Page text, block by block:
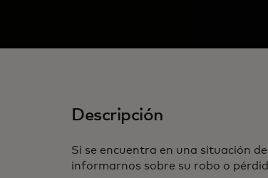
Descripción
Si se encuentra en una situación
informarnos sobre su robo o